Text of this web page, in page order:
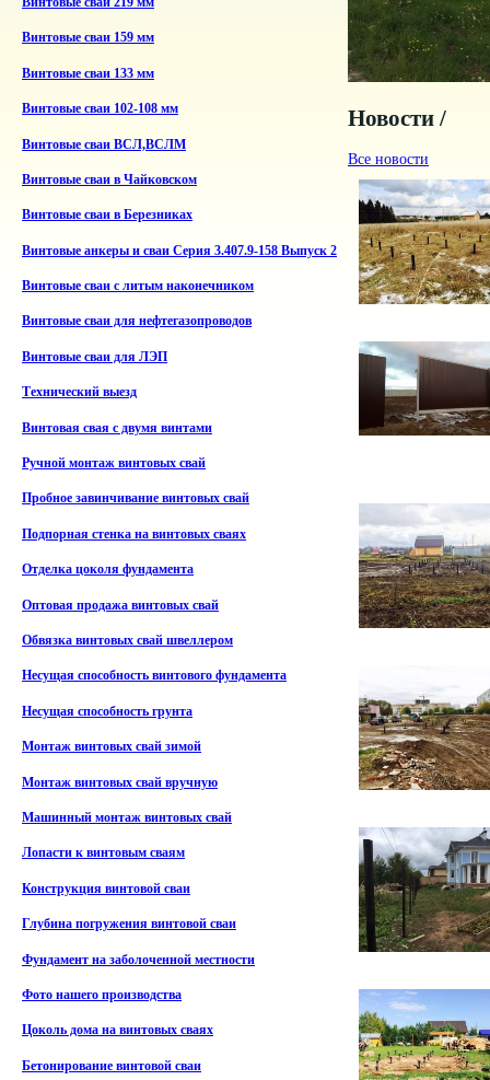
Винтовые сваи 159 мм
Винтовые сваи 133 мм
Винтовые сваи 102-108 мм
Винтовые сваи ВСЛ,ВСЛМ
Винтовые сваи в Чайковском
Винтовые сваи в Березниках
Винтовые анкеры и сваи Серия 3.407.9-158 Выпуск 2
Винтовые сваи с литым наконечником
Винтовые сваи для нефтегазопроводов
Винтовые сваи для ЛЭП
Технический выезд
Винтовая свая с двумя винтами
Ручной монтаж винтовых свай
Пробное завинчивание винтовых свай
Подпорная стенка на винтовых сваях
Отделка цоколя фундамента
Оптовая продажа винтовых свай
Обвязка винтовых свай швеллером
Несущая способность винтового фундамента
Несущая способность грунта
Монтаж винтовых свай зимой
Монтаж винтовых свай вручную
Машинный монтаж винтовых свай
Лопасти к винтовым сваям
Конструкция винтовой сваи
Глубина погружения винтовой сваи
Фундамент на заболоченной местности
Фото нашего производства
Цоколь дома на винтовых сваях
Бетонирование винтовой сваи
Новости /
Все новости